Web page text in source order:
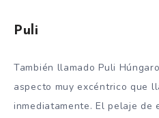
Puli
También llamado Puli
aspecto muy excéntrico que
inmediatamente. El pelaje de